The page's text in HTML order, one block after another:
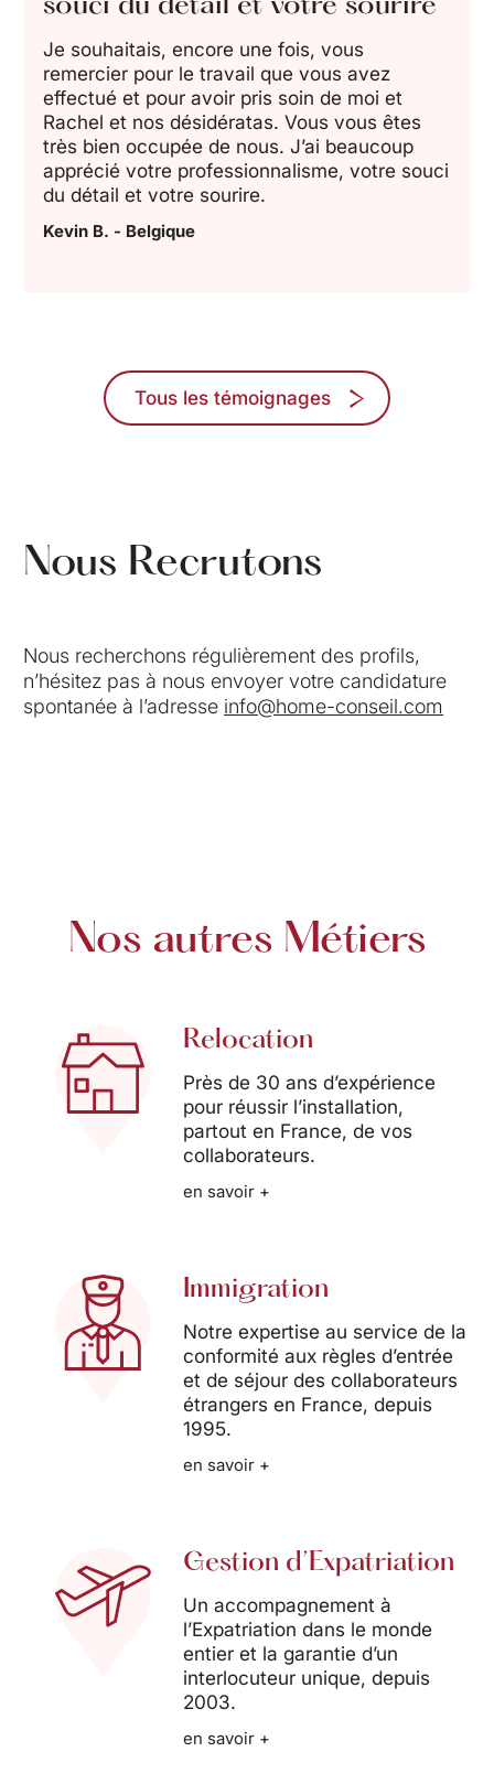
souci du détail et votre sourire
Je souhaitais, encore une fois, vous
remercier pour le travail que vous avez
effectué et pour avoir pris soin de moi et
Rachel et nos désidératas. Vous vous êtes
très bien occupée de nous. J’ai beaucoup
apprécié votre professionnalisme, votre souci
du détail et votre sourire.
Kevin B. - Belgique
Tous les témoignages
Nous Recrutons
Nous recherchons régulièrement des profils,
n’hésitez pas à nous envoyer votre candidature
spontanée à l’adresse info@home-conseil.com
Nos autres Métiers
Relocation
Près de 30 ans d’expérience
pour réussir l’installation,
partout en France, de vos
collaborateurs.
en savoir +
Immigration
Notre expertise au service de la
conformité aux règles d’entrée
et de séjour des collaborateurs
étrangers en France, depuis
1995.
en savoir +
Gestion d’Expatriation
Un accompagnement à
l’Expatriation dans le monde
entier et la garantie d’un
interlocuteur unique, depuis
2003.
en savoir +